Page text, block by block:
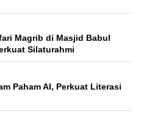
Magrib di Masjid Babul
Silaturahmi
Paham AI, Perkuat Literasi